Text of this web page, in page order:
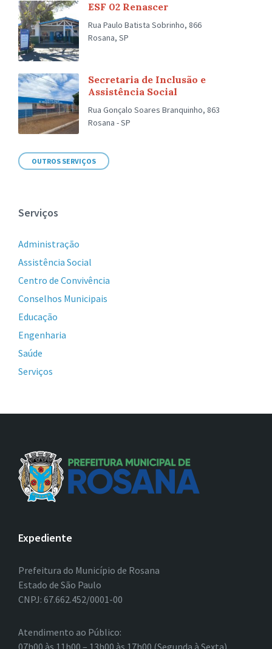
ESF 02 Renascer
Rua Paulo Batista Sobrinho, 866
Rosana, SP
Secretaria de Inclusão e
Assistência Social
Rua Gonçalo Soares Branquinho, 863
Rosana - SP
OUTROS SERVIÇOS
Serviços
Administração
Assistência Social
Centro de Convivência
Conselhos Municipais
Educação
Engenharia
Saúde
Serviços
Expediente
Prefeitura do Município de Rosana
Estado de São Paulo
CNPJ: 67.662.452/0001-00
Atendimento ao Público: